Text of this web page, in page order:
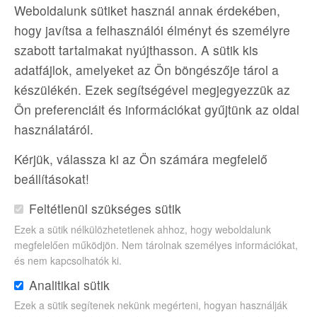
flight_takeoffBUD eventAug.. 28. 2 éj 2 fő PS
578 000 Ft
Megnézem
VIKINGEK NYOMÁBAN:...
Weboldalunk sütiket használ annak érdekében,
hogy javítsa a felhasználói élményt és személyre
szabott tartalmakat nyújthasson. A sütik kis
adatfájlok, amelyeket az Ön böngészője tárol a
készülékén. Ezek segítségével megjegyezzük az
Ön preferenciáit és információkat gyűjtünk az oldal
használatáról.
Kérjük, válassza ki az Ön számára megfelelő
beállításokat!
Feltétlenül szükséges sütik
Ezek a sütik nélkülözhetetlenek ahhoz, hogy weboldalunk
megfelelően működjön. Nem tárolnak személyes információkat,
és nem kapcsolhatók ki.
Analitikai sütik
Ezek a sütik segítenek nekünk megérteni, hogyan használják